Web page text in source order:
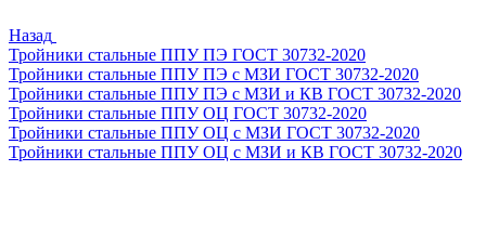
Назад
Тройники стальные ППУ ПЭ ГОСТ 30732-2020
Тройники стальные ППУ ПЭ с МЗИ ГОСТ 30732-2020
Тройники стальные ППУ ПЭ с МЗИ и КВ ГОСТ 30732-2020
Тройники стальные ППУ ОЦ ГОСТ 30732-2020
Тройники стальные ППУ ОЦ с МЗИ ГОСТ 30732-2020
Тройники стальные ППУ ОЦ с МЗИ и КВ ГОСТ 30732-2020